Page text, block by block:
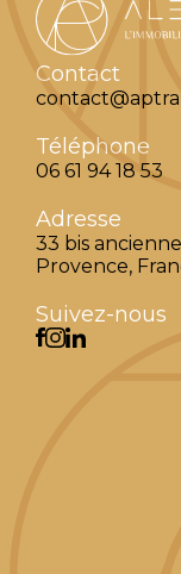
Contact
Téléphone
06 61 94 18 53
Adresse
33 bis
Provence,
Suivez-nous